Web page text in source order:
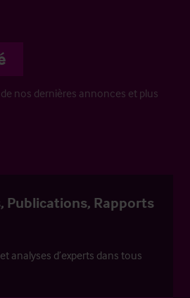
nos dernières annonces et plus
Publications, Rapports
analyses d’experts dans tous